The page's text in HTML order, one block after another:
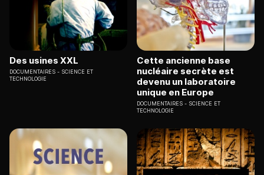
Des usines XXL
DOCUMENTAIRES
SCIENCE ET
TECHNOLOGIE
Cette ancienne base
nucléaire secrète est
devenu un laboratoire
unique en Europe
DOCUMENTAIRES
SCIENCE ET
TECHNOLOGIE